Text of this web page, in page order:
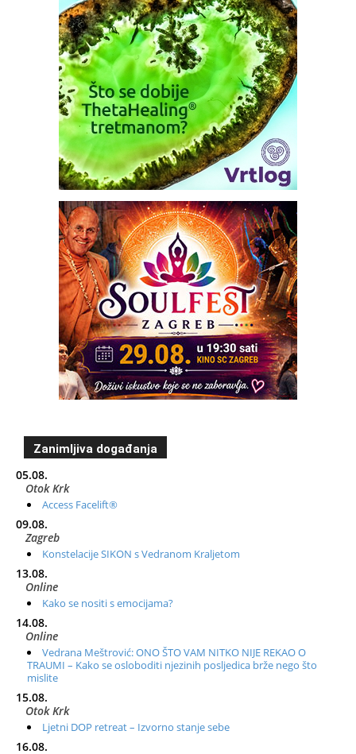
Zanimljiva događanja
05.08.
Otok Krk
Access Facelift®
09.08.
Zagreb
Konstelacije SIKON s Vedranom Kraljetom
13.08.
Online
Kako se nositi s emocijama?
14.08.
Online
Vedrana Meštrović: ONO ŠTO VAM NITKO NIJE REKAO O
TRAUMI – Kako se osloboditi njezinih posljedica brže nego što
mislite
15.08.
Otok Krk
Ljetni DOP retreat – Izvorno stanje sebe
16.08.